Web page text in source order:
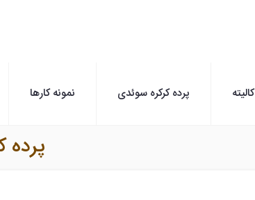
کالیته پرده کرکره سوئدی نمونه کارها
پرده